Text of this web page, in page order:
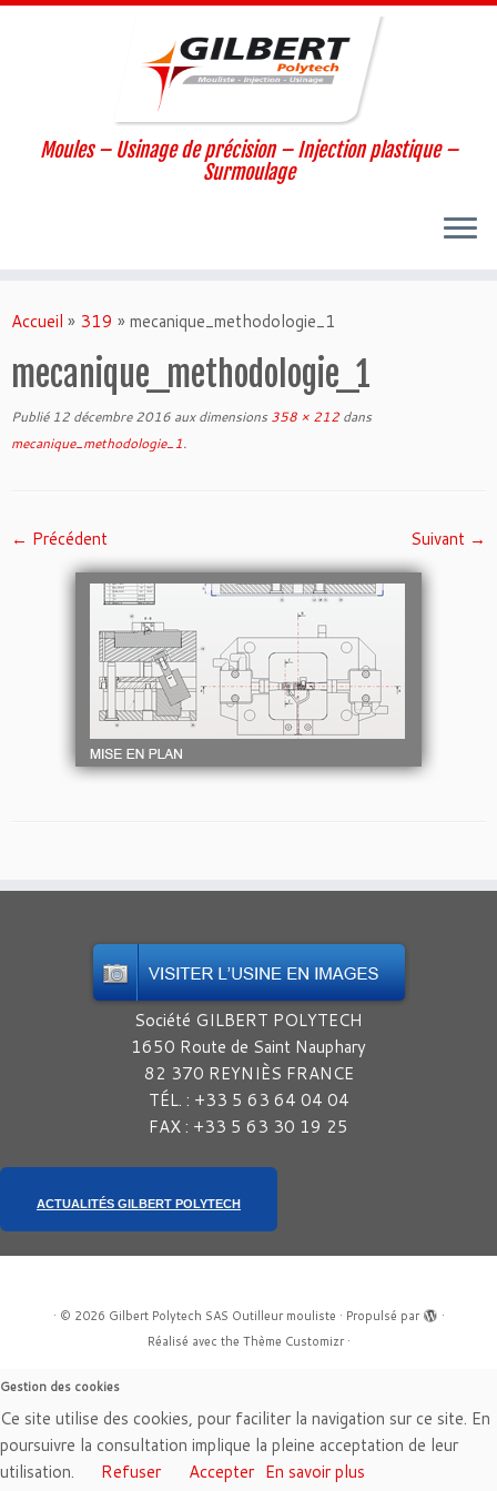
au
Moules – Usinage de précision – Injection plastique –
Surmoulage
Accueil » 319 » mecanique_methodologie_1
mecanique_methodologie_1
Publié 12 décembre 2016 aux dimensions 358 × 212 dans
mecanique_methodologie_1.
← Précédent Suivant →
Société GILBERT POLYTECH
1650 Route de Saint Nauphary
82 370 REYNIÈS FRANCE
TÉL. : +33 5 63 64 04 04
FAX : +33 5 63 30 19 25
ACTUALITÉS GILBERT POLYTECH
· © 2026 Gilbert Polytech SAS Outilleur mouliste · Propulsé par
·
Réalisé avec the Thème Customizr·
Gestion des cookies
Ce site utilise des cookies, pour faciliter la navigation sur ce site. En
poursuivre la consultation implique la pleine acceptation de leur
utilisation.
Refuser Accepter En savoir plus